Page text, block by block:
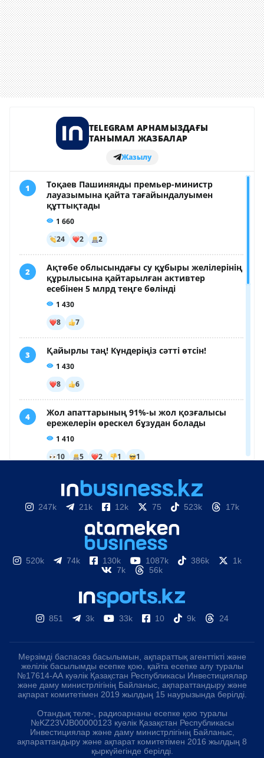
247k 21k 12k 75 523k 17k
520k 74k 130k 1087k 386k
1k
7k
56k
851 3k 33k 10 9k 24
Мерзімді баспасөз басылымын, ақпараттық агенттікті және
желілік басылымды есепке қою, қайта есепке алу туралы
№17614-АА куәлік Қазақстан Республикасы Инвестициялар
және даму министрлігінің Байланыс, ақпараттандыру және
ақпарат комитетімен 2019 жылдың 15 наурызында берілді.
Отандық теле-, радиоарнаны есепке қою туралы
№KZ23VJB00000123 куәлік Қазақстан Республикасы
Инвестициялар және даму министрлігінің Байланыс,
ақпараттандыру және ақпарат комитетімен 2016 жылдың 8
қыркүйегінде берілді.